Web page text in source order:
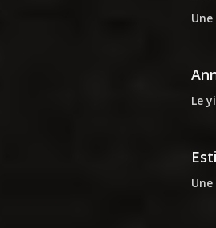
Le